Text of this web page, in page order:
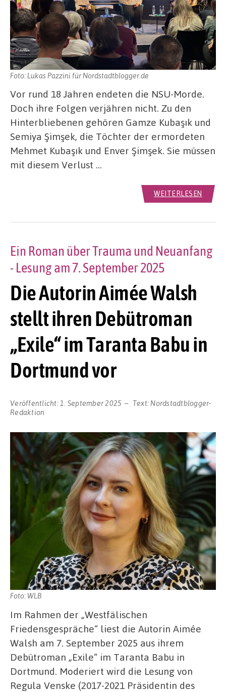
Foto: Lukas Pazzini für Nordstadtblogger.de
Vor rund 18 Jahren endeten die NSU-Morde.
Doch ihre Folgen verjähren nicht. Zu den
Hinterbliebenen gehören Gamze Kubaşık und
Semiya Şimşek, die Töchter der ermordeten
Mehmet Kubaşık und Enver Şimşek. Sie müssen
mit diesem Verlust …
WEITERLESEN
Die Autorin Aimée Walsh
stellt ihren Debütroman
„Exile“ im Taranta Babu in
Dortmund vor
Ein Roman über Trauma und Neuanfang
- Lesung am 7. September 2025
Veröffentlicht: 1. September 2025 Text: Nordstadtblogger-
Redaktion
Foto: WLB
Im Rahmen der „Westfälischen
Friedensgespräche“ liest die Autorin Aimée
Walsh am 7. September 2025 aus ihrem
Debütroman „Exile“ im Taranta Babu in
Dortmund. Moderiert wird die Lesung von
Regula Venske (2017-2021 Präsidentin des